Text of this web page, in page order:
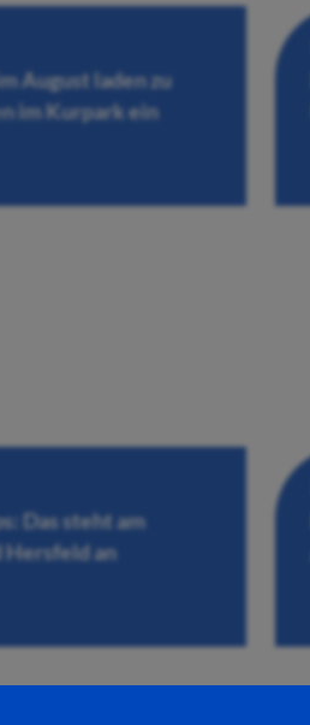
August laden zu
im Kurpark ein
Das steht am
Hersfeld an